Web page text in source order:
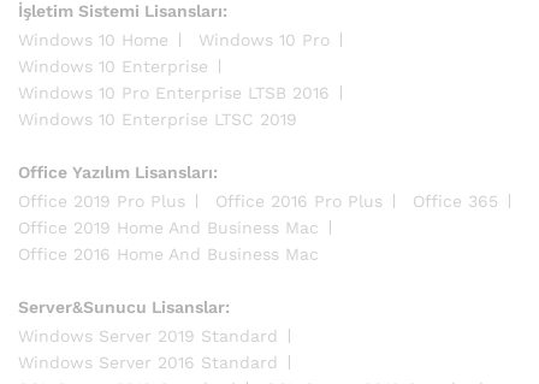
İşletim Sistemi Lisansları:
Windows 10 Home
Windows 10 Pro
Windows 10 Enterprise
Windows 10 Pro Enterprise LTSB 2016
Windows 10 Enterprise LTSC 2019
Office Yazılım Lisansları:
Office 2019 Pro Plus
Office 2016 Pro Plus
Office 365
Office 2019 Home And Business Mac
Office 2016 Home And Business Mac
Server&Sunucu Lisanslar:
Windows Server 2019 Standard
Windows Server 2016 Standard